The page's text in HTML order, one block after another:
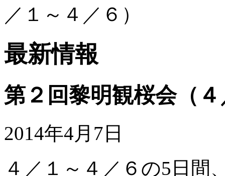
／１～４／６）
最新情報
第２回黎明観桜会（
2014年4月7日
４／１～４／６の5日間